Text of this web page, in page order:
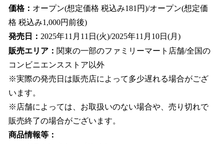
価格： オープン(想定価格 税込み181円)/オープン(想定価
格 税込み1,000円前後)
発売日： 2025年11月11日(火)/2025年11月10日(月)
販売エリア： 関東の一部のファミリーマート店舗/全国の
コンビニエンスストア以外
※実際の発売日は販売店によって多少遅れる場合がござ
います。
※店舗によっては、お取扱いのない場合や、売り切れで
販売終了の場合がございます。
商品情報等：